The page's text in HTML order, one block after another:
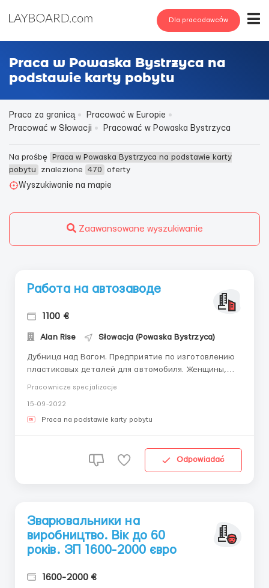
Dla pracodawców
Praca w Powaska Bystrzyca na
podstawie karty pobytu
Praca za granicą
Pracować w Europie
Pracować w Słowacji
Pracować w Powaska Bystrzyca
Na prośbę
Praca w Powaska Bystrzyca na podstawie karty
pobytu
znalezione 470
oferty
Wyszukiwanie na mapie
Zaawansowane wyszukiwanie
Работа на автозаводе
1100 €
Alan Rise Słowacja (Powaska Bystrzyca)
Дубница над Вагом. Предприятие по изготовлению
пластиковых деталей для автомобиля. Женщины,
понедельника по пятницу по 8-12 часов (можно
работать по желанию в субботу). Проживание
Pracownicze specjalizacje
15-09-2022
Praca na podstawie karty pobytu
Odpowiadać
Зварювальники на
виробництво. Вік до 60
років. ЗП 1600-2000 євро
1600-2000 €